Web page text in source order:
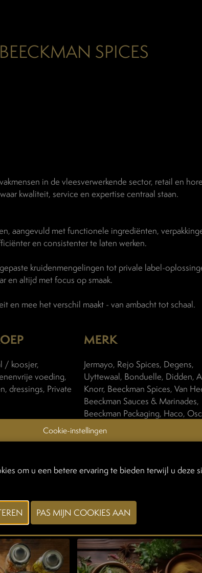
BEECKMAN SPICES
in de vleesverwerkende sector, retail en
waar kwaliteit, service en expertise centraal staan.
aangevuld met functionele ingrediënten,
en consistenter te laten werken.
kruidenmengelingen tot privale label-
en altijd met focus op smaak.
en mee het verschil maakt - van ambacht tot schaal.
/ koosjer,
voeding,
dressings, Private
MERK
Jermayo, Rejo Spices, Degens,
Uyttewaal, Bonduelle, Didden,
Knorr, Beeckman Spices, Van
Beeckman Sauces & Marinades,
Beeckman Packaging, Haco,
Tausig, Lutèce, Rosso Gargano,
Noirhomme, Gewurzmuller
Cookie-instellingen
om u een betere ervaring te bieden terwijl u deze